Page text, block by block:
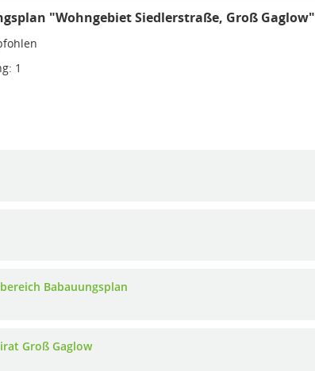
"Wohngebiet Siedlerstraße, Groß Gaglow"
1
Babauungsplan
Groß Gaglow